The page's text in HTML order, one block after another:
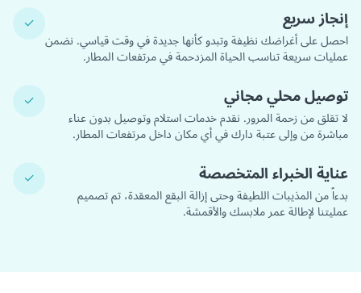
✓ إنجاز سريع
احصل على أغراضك نظيفة وتبدو كأنها جديدة في وقت قياسي. نضمن
عمليات سريعة تناسب الحياة المزدحمة في مرتفعات المطار.
✓ توصيل محلي مجاني
لا تقلق من زحمة المرور. نقدم خدمات استلام وتوصيل بدون عناء
مباشرة من وإلى عتبة دارك في أي مكان داخل مرتفعات المطار.
✓ عناية الخبراء المتخصصة
بدءاً من المذيبات اللطيفة وحتى إزالة البقع المعقدة، تم تصميم
عمليتنا لإطالة عمر ملابسك والأقمشة.